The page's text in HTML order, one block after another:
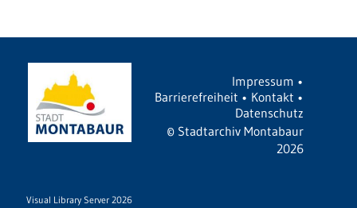
Impressum •
Barrierefreiheit • Kontakt •
Datenschutz
© Stadtarchiv Montabaur
2026
Visual Library Server 2026